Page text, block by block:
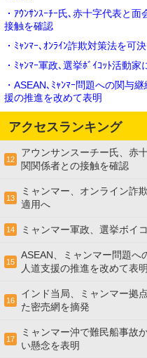
・ｱｳﾝｻﾝｽｰﾁｰ氏､赤十字代表と
接触を確認
・ﾐｬﾝﾏｰ､ｵﾝﾗｲﾝ詐欺対策法を
・ﾐｬﾝﾏｰ軍政､選挙ﾎﾞｲｺｯﾄ活動
・ASEAN､ﾐｬﾝﾏｰ問題への関与
援の推進を改めて表明
アクセスランキング
12
アウンサンスーチー氏、赤
関関係者との接触を確認
13
ミャンマー、オンライン
適用へ
14 ミャンマー軍政、選挙ボイ
15
ASEAN、ミャンマー問題
人道支援の推進を改めて表明
16
インド当局、ミャンマー拠
た密売網を摘発
17
ミャンマー沖で難民船事
い懸念を表明